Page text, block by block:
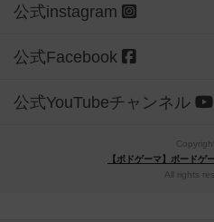
公式instagram
公式Facebook
公式YouTubeチャンネル
【ボドゲーマ】ボードゲ
All rights